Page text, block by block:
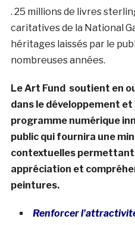
. 25 millions de livres
caritatives de la National
héritages laissés par le
nombreuses années.
Le Art Fund soutient en
dans le développement et
programme numérique
public qui fournira une
contextuelles permettant
appréciation et
peintures.
Renforcer l’